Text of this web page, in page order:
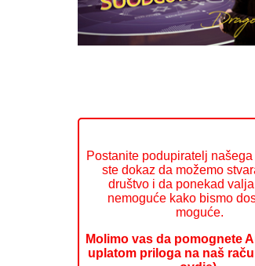
Postanite podupiratelj
ste dokaz da možemo
društvo i da ponekad
nemoguće kako bismo
moguće.
Molimo vas da pomognete
uplatom priloga na naš